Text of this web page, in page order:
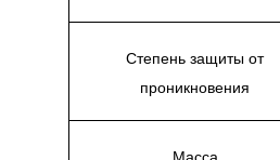
Степень защиты от
проникновения